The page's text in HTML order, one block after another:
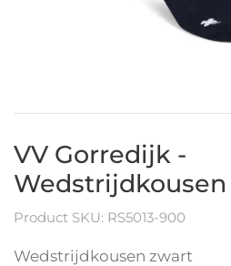
VV Gorredijk -
Product SKU: RS5013-900
Wedstrijdkousen zwart